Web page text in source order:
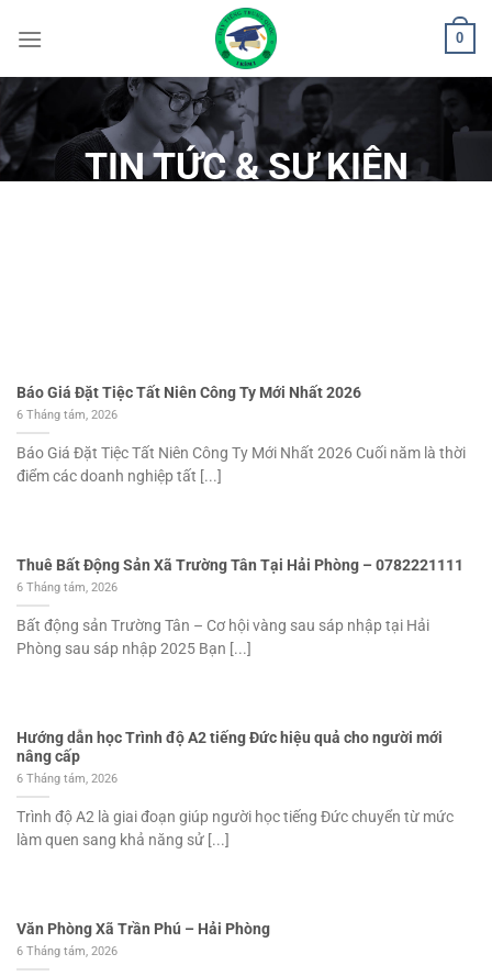
qua
dung
0
TIN TỨC & SỰ KIỆN
Báo Giá Đặt Tiệc Tất Niên Công Ty Mới Nhất 2026
6 Tháng tám, 2026
Báo Giá Đặt Tiệc Tất Niên Công Ty Mới Nhất 2026 Cuối năm là thời
điểm các doanh nghiệp tất [...]
Thuê Bất Động Sản Xã Trường Tân Tại Hải Phòng – 0782221111
6 Tháng tám, 2026
Bất động sản Trường Tân – Cơ hội vàng sau sáp nhập tại Hải
Phòng sau sáp nhập 2025 Bạn [...]
Hướng dẫn học Trình độ A2 tiếng Đức hiệu quả cho người mới
nâng cấp
6 Tháng tám, 2026
Trình độ A2 là giai đoạn giúp người học tiếng Đức chuyển từ mức
làm quen sang khả năng sử [...]
Văn Phòng Xã Trần Phú – Hải Phòng
6 Tháng tám, 2026